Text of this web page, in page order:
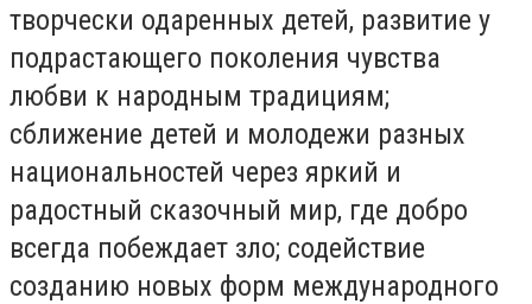
творчески одаренных детей, развитие у
подрастающего поколения чувства
любви к народным традициям;
сближение детей и молодежи разных
национальностей через яркий и
радостный сказочный мир, где добро
всегда побеждает зло; содействие
созданию новых форм международного